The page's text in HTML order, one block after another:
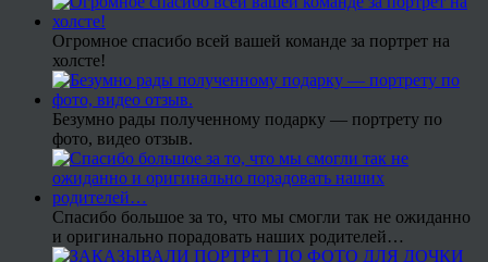
Огромное спасибо всей вашей команде за портрет на
холсте!
Безумно рады полученному подарку — портрету по
фото, видео отзыв.
Спасибо большое за то, что мы смогли так не ожиданно
и оригинально порадовать наших родителей…